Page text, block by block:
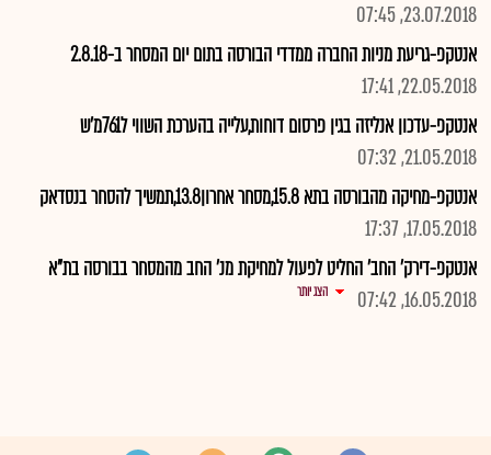
23.07.2018, 07:45
אנטקפ-גריעת מניות החברה ממדדי הבורסה בתום יום המסחר ב-2.8.18
22.05.2018, 17:41
אנטקפ-עדכון אנליזה בגין פרסום דוחות,עלייה בהערכת השווי ל761מ'ש
21.05.2018, 07:32
אנטקפ-מחיקה מהבורסה בתא 15.8,מסחר אחרון13.8,תמשיך להסחר בנסדאק
17.05.2018, 17:37
אנטקפ-דירק' החב' החליט לפעול למחיקת מנ' החב מהמסחר בבורסה בת"א
16.05.2018, 07:42
הצג יותר